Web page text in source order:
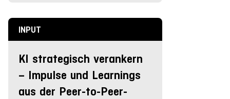
INPUT
KI strategisch verankern
– Impulse und Learnings
aus der Peer-to-Peer-